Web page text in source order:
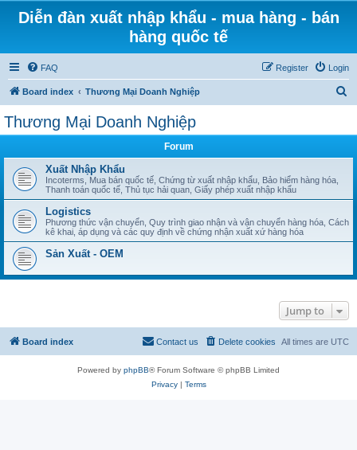
Diễn đàn xuất nhập khẩu - mua hàng - bán
hàng quốc tế
FAQ Login
Register
Board index Thương Mại Doanh Nghiệp
Thương Mại Doanh Nghiệp
Forum
Xuất Nhập Khẩu
Incoterms, Mua bán quốc tế, Chứng từ xuất nhập khẩu, Bảo hiểm hàng hóa,
Thanh toán quốc tế, Thủ tục hải quan, Giấy phép xuất nhập khẩu
Logistics
Phương thức vận chuyển, Quy trình giao nhận và vận chuyển hàng hóa, Cách
kê khai, áp dụng và các quy định về chứng nhận xuất xứ hàng hóa
Sản Xuất - OEM
Jump to
Board index All times are UTC
Delete cookies
Contact us
Powered by phpBB® Forum Software © phpBB Limited
Privacy| Terms